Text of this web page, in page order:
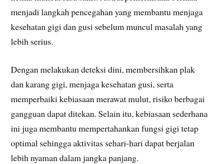
menjadi langkah pencegahan yang membantu menjaga
kesehatan gigi dan gusi sebelum muncul masalah yang
lebih serius.
Dengan melakukan deteksi dini, membersihkan plak
dan karang gigi, menjaga kesehatan gusi, serta
memperbaiki kebiasaan merawat mulut, risiko berbagai
gangguan dapat ditekan. Selain itu, kebiasaan sederhana
ini juga membantu mempertahankan fungsi gigi tetap
optimal sehingga aktivitas sehari-hari dapat berjalan
lebih nyaman dalam jangka panjang.